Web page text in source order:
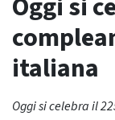
italiana
Oggi si celebra il